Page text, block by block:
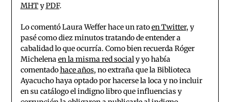
MHTyPDF.
Lo comentó Laura Weffer hace un ratoen Twitter, y
pasé como diez minutos tratando de entender a
cabalidad lo que ocurría. Como bien recuerda Róger
Michelena en la misma red social y yo había
comentadohace años, no extraña que la Biblioteca
Ayacucho haya optado por hacerse la loca y no incluir
en su catálogo el indigno libro que influencias y